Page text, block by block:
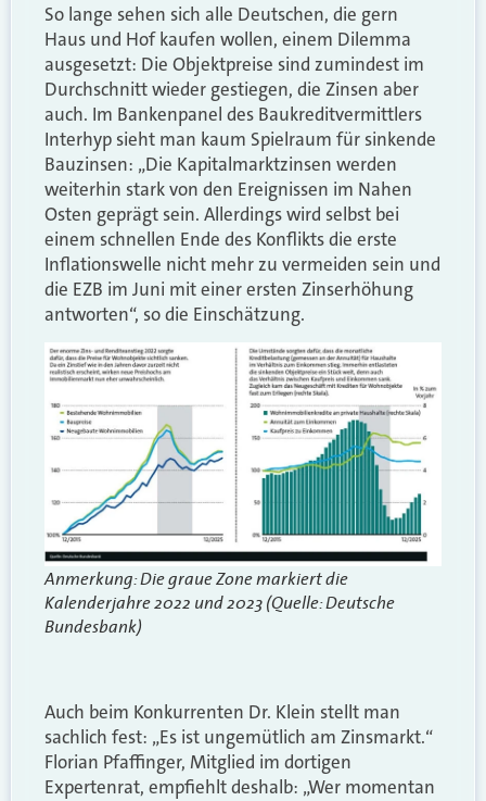
So lange sehen sich alle Deutschen, die gern
Haus und Hof kaufen wollen, einem Dilemma
ausgesetzt: Die Objektpreise sind zumindest im
Durchschnitt wieder gestiegen, die Zinsen aber
auch. Im Bankenpanel des Baukreditvermittlers
Interhyp sieht man kaum Spielraum für sinkende
Bauzinsen: „Die Kapitalmarktzinsen werden
weiterhin stark von den Ereignissen im Nahen
Osten geprägt sein. Allerdings wird selbst bei
einem schnellen Ende des Konflikts die erste
Inflationswelle nicht mehr zu vermeiden sein und
die EZB im Juni mit einer ersten Zinserhöhung
antworten“, so die Einschätzung.
Anmerkung: Die graue Zone markiert die
Kalenderjahre 2022 und 2023 (Quelle: Deutsche
Bundesbank)
Auch beim Konkurrenten Dr. Klein stellt man
sachlich fest: „Es ist ungemütlich am Zinsmarkt.“
Florian Pfaffinger, Mitglied im dortigen
Expertenrat, empfiehlt deshalb: „Wer momentan